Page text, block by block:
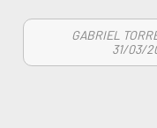
GABRIEL
31/03/